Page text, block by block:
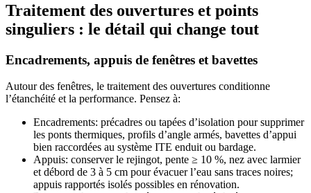
Traitement des ouvertures et points
singuliers : le détail qui change tout
Encadrements, appuis de fenêtres et bavettes
Autour des fenêtres, le traitement des ouvertures conditionne
l’étanchéité et la performance. Pensez à:
Encadrements: précadres ou tapées d’isolation pour supprimer
les ponts thermiques, profils d’angle armés, bavettes d’appui
bien raccordées au système ITE enduit ou bardage.
Appuis: conserver le rejingot, pente ≥ 10 %, nez avec larmier
et débord de 3 à 5 cm pour évacuer l’eau sans traces noires;
appuis rapportés isolés possibles en rénovation.